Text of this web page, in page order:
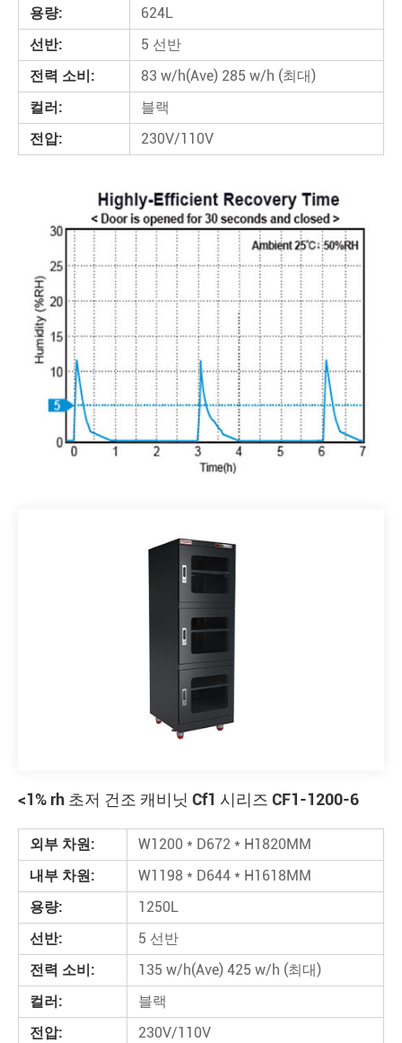
용량:
624L
선반:
5 선반
전력 소비:
83 w/h(Ave) 285 w/h (최대)
컬러:
블랙
전압:
230V/110V
<1% rh 초저 건조 캐비닛 Cf1 시리즈 CF1-1200-6
외부 차원:
W1200 * D672 * H1820MM
내부 차원:
W1198 * D644 * H1618MM
용량:
1250L
선반:
5 선반
전력 소비:
135 w/h(Ave) 425 w/h (최대)
컬러:
블랙
전압:
230V/110V